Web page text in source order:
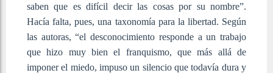
saben que es difícil decir las cosas por su nombre”.
Hacía falta, pues, una taxonomía para la libertad. Según
las autoras, “el desconocimiento responde a un trabajo
que hizo muy bien el franquismo, que más allá de
imponer el miedo, impuso un silencio que todavía dura y